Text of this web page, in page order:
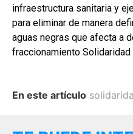
infraestructura sanitaria y
para eliminar de manera
aguas negras que afecta a
fraccionamiento Solidaridad
En este artículo